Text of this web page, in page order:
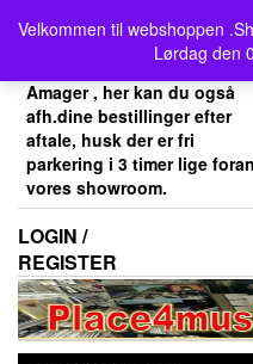
content
Velkommen til webshoppen
Lørdag den
Velkommen her i
Place4music`s webshop .
Vores showroom ligger på
Amager , her kan du også
afh.dine bestillinger efter
aftale, husk der er fri
parkering i 3 timer lige foran
vores showroom.
LOGIN /
REGISTER